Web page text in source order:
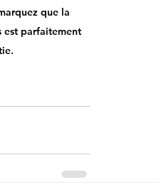
que la
est parfaitement